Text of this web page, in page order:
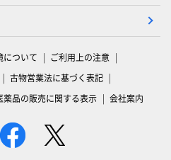
について
ご利用上の注意
古物営業法に基づく表記
薬品の販売に関する表示 会社案内